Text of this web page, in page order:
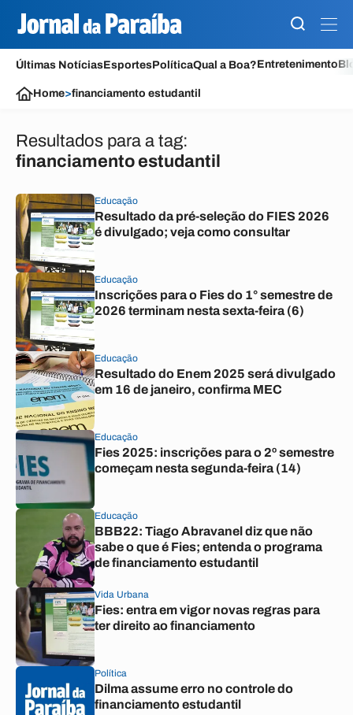
Últimas NotíciasEsportesPolíticaQual a Boa?Entretenimento
Home>financiamento estudantil
Resultados para a tag:
financiamento estudantil
Educação
Resultado da pré-seleção do FIES 2026
é divulgado; veja como consultar
Educação
Inscrições para o Fies do 1° semestre de
2026 terminam nesta sexta-feira (6)
Educação
Resultado do Enem 2025 será divulgado
em 16 de janeiro, confirma MEC
Educação
Fies 2025: inscrições para o 2º semestre
começam nesta segunda-feira (14)
Educação
BBB22: Tiago Abravanel diz que não
sabe o que é Fies; entenda o programa
de financiamento estudantil
Vida Urbana
Fies: entra em vigor novas regras para
ter direito ao financiamento
Política
Dilma assume erro no controle do
financiamento estudantil